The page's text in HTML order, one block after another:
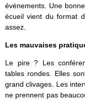
événements. Une
écueil vient du format
assez.
Les mauvaises
Le pire ? Les
tables rondes. Elles
grand clivages. Les
ne prennent pas